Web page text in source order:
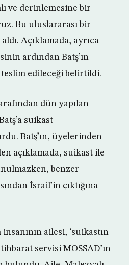
ve derinlemesine bir
Bu uluslararası bir
Açıklamada, ayrıca
ardından Batş’ın
edileceği belirtildi.
dün yapılan
suikast
Batş’ın, üyelerinden
açıklamada, suikast ile
benzer
İsrail’in çıktığına
ailesi, ‘suikastın
servisi MOSSAD’ın